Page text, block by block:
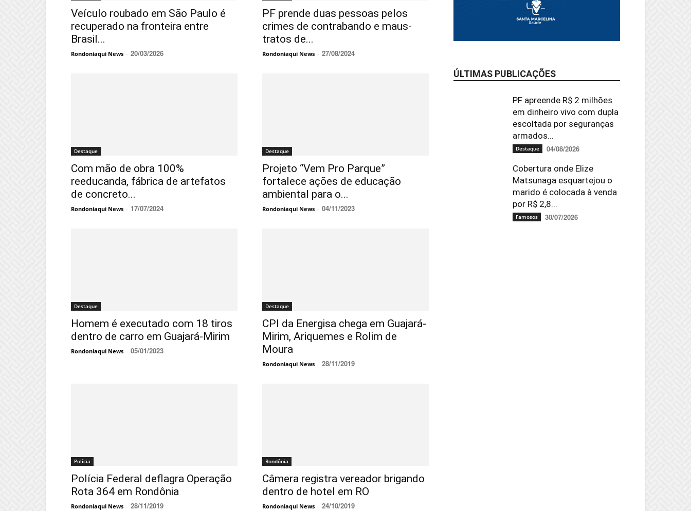
Veículo roubado em São Paulo é
recuperado na fronteira entre
Brasil...
Rondoniaqui News - 20/03/2026
PF prende duas pessoas pelos
crimes de contrabando e maus-
tratos de...
Rondoniaqui News - 27/08/2024
Destaque
Com mão de obra 100%
reeducanda, fábrica de artefatos
de concreto...
Rondoniaqui News - 17/07/2024
Destaque
Projeto “Vem Pro Parque”
fortalece ações de educação
ambiental para o...
Rondoniaqui News - 04/11/2023
Destaque
Homem é executado com 18 tiros
dentro de carro em Guajará-Mirim
Rondoniaqui News - 05/01/2023
Destaque
CPI da Energisa chega em Guajará-
Mirim, Ariquemes e Rolim de
Moura
Rondoniaqui News - 28/11/2019
Polícia
Polícia Federal deflagra Operação
Rota 364 em Rondônia
Rondoniaqui News - 28/11/2019
Rondônia
Câmera registra vereador brigando
dentro de hotel em RO
Rondoniaqui News - 24/10/2019
ÚLTIMAS PUBLICAÇÕES
PF apreende R$ 2 milhões
em dinheiro vivo com dupla
escoltada por seguranças
armados...
Destaque 04/08/2026
Cobertura onde Elize
Matsunaga esquartejou o
marido é colocada à venda
por R$ 2,8...
Famosos 30/07/2026